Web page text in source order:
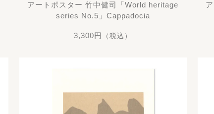
アートポスター 竹中健司「World heritage
series No.5」Cappadocia
3,300円 （税込）